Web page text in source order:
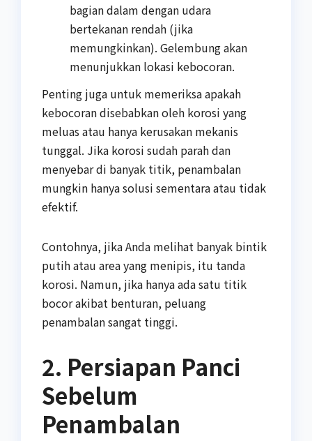
bagian dalam dengan udara
bertekanan rendah (jika
memungkinkan). Gelembung akan
menunjukkan lokasi kebocoran.
Penting juga untuk memeriksa apakah
kebocoran disebabkan oleh korosi yang
meluas atau hanya kerusakan mekanis
tunggal. Jika korosi sudah parah dan
menyebar di banyak titik, penambalan
mungkin hanya solusi sementara atau tidak
efektif.
Contohnya, jika Anda melihat banyak bintik
putih atau area yang menipis, itu tanda
korosi. Namun, jika hanya ada satu titik
bocor akibat benturan, peluang
penambalan sangat tinggi.
2. Persiapan Panci
Sebelum
Penambalan